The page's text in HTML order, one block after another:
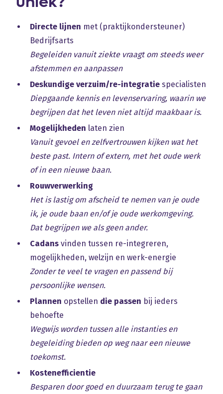
Directe lijnen met (praktijkondersteuner)
Bedrijfsarts
Begeleiden vanuit ziekte vraagt om steeds weer
afstemmen en aanpassen
Deskundige verzuim/re-integratie specialisten
Diepgaande kennis en levenservaring, waarin we
begrijpen dat het leven niet altijd maakbaar is.
Mogelijkheden laten zien
Vanuit gevoel en zelfvertrouwen kijken wat het
beste past. Intern of extern, met het oude werk
of in een nieuwe baan.
Rouwverwerking
Het is lastig om afscheid te nemen van je oude
ik, je oude baan en/of je oude werkomgeving.
Dat begrijpen we als geen ander.
Cadans vinden tussen re-integreren,
mogelijkheden, welzijn en werk-energie
Zonder te veel te vragen en passend bij
persoonlijke wensen.
Plannen opstellen die passen bij ieders
behoefte
Wegwijs worden tussen alle instanties en
begeleiding bieden op weg naar een nieuwe
toekomst.
Kostenefficientie
Besparen door goed en duurzaam terug te gaan